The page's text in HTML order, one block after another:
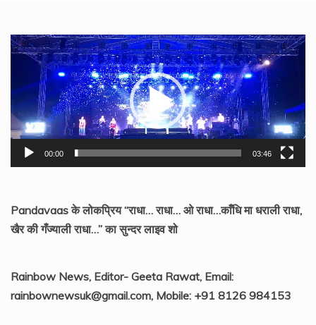
Video
Player
00:00 03:46
Pandavaas के लोकप्रिय “राधा… राधा… ओ राधा…काँधि मा धराली राधा,
खैर की गँज्याली राधा…” का सुन्दर लाइव शो
Rainbow News, Editor- Geeta Rawat, Email:
rainbownewsuk@gmail.com, Mobile: +91 8126 984153